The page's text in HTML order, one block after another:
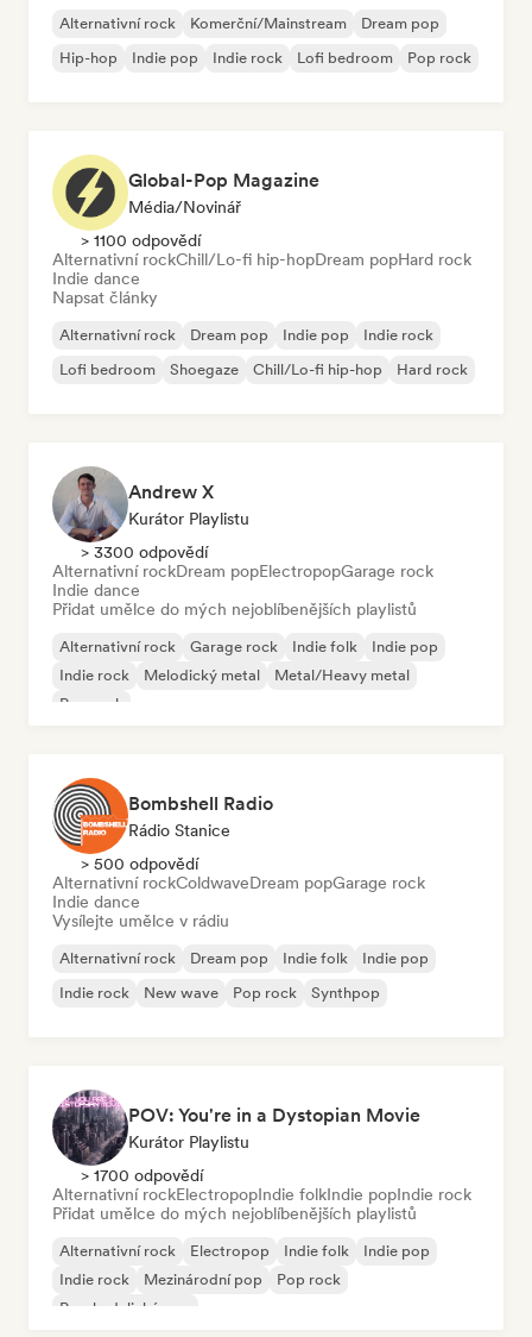
Alternativní rock Komerční/Mainstream
Dream pop
Hip-hop
Indie pop Indie rock Lofi bedroom Pop rock
Global-Pop Magazine
Média/novinář
> 1100 odpovědí
Alternativní rockChill/Lo-fi hip-hopDream popHard rock
Indie dance
Napsat články
Alternativní rock Dream pop Indie pop
Indie rock
Lofi bedroom
Shoegaze Chill/Lo-fi hip-hop Hard rock
Andrew X
Kurátor Playlistu
> 3300 odpovědí
Alternativní rockDream popElectropopGarage rock
Indie dance
Přidat umělce do mých nejoblíbenějších playlistů
Alternativní rock Garage rock Indie folk
Indie pop
Indie rock
Melodický metal
Metal/Heavy metal
Pop rock
Bombshell Radio
Rádio Stanice
> 500 odpovědí
Alternativní rockColdwaveDream popGarage rock
Indie dance
Vysílejte umělce v rádiu
Alternativní rock Dream pop Indie folk
Indie pop
Indie rock
New wave Pop rock Synthpop
POV: You're in a Dystopian Movie
Kurátor Playlistu
> 1700 odpovědí
Alternativní rockElectropopIndie folkIndie popIndie rock
Přidat umělce do mých nejoblíbenějších playlistů
Alternativní rock Electropop Indie folk
Indie pop
Indie rock
Mezinárodní pop
Pop rock
Psychedelický pop